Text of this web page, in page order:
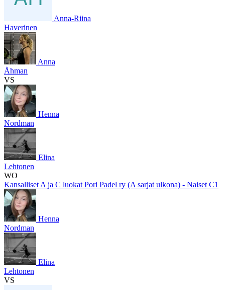
Anna-Riina
Haverinen
Anna
Åhman
VS
Henna
Nordman
Elina
Lehtonen
WO
Kansalliset A ja C luokat Pori Padel ry (A sarjat ulkona) - Naiset C1
Henna
Nordman
Elina
Lehtonen
VS